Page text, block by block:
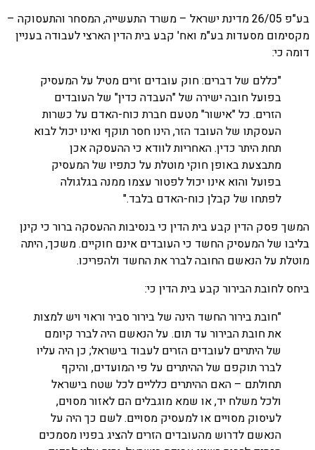
בע"פ 26/05 מדינת ישראל – משרד התעשייה, המסחר והתעסוקה –
מקסימום מסעדות בע"מ ואח' קבע בית הדין הארצי לעבודה בעניין
דומה כי:
"כללם של דברים: חוק עובדים זרים מטיל על המעסיק
בפועל חובה ישירה של "העבדה כדין" של העובדים
הזרים. כל "אישור" מטעם חברת כוח-האדם על כשרות
העסקתו של העובד הזר, הינו חסר תוקף ואינו יכול לבוא
תחת היתר כדין. האחריות לוודא כי ההעסקה אכן
מתבצעת באופן חוקי מוטלת על כתפיו של המעסיק
בפועל והוא אינו יכול לפטור עצמו ממנה בגלגולה
לפתחו של קבלן כוח-האדם בלבד."
המשך פסק הדין קבע בית הדין כי בנסיבות ההעסקה ברור כי קינן
בליבו של המעסיק החשד כי העובדים אינם חוקיים. משכך, היתה
מוטלת על הנאשם החובה לברר את החשד ולהפריכו.
ביחס לחובת הבירור קבע בית הדין כי:
"חובת בירור החשד הינה של בירור סביר וראוי ויש למצות
את חובת הבירור עד תום. על הנאשם היה לברר קיומם
של היתרים לעובדים הזרים לעבוד בישראל; כן היה עליו
לברר תוקפם של ההיתרים על פי המועדים, והיקף
תחולתם – האם ההיתרים כלליים לכל שטח בישראל
ולכל משלח יד, או שמא מוגבלים הם לאזור מסוים,
לעיסוק מסויים או למעסיק מסויים. לשם כך היה על
הנאשם לדרוש מהעובדים הזרים להציג בפניו מסמכים